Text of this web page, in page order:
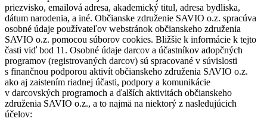
priezvisko, emailová adresa, akademický titul, adresa bydliska,
dátum narodenia, a iné. Občianske združenie SAVIO o.z. spracúva
osobné údaje používateľov webstránok občianskeho združenia
SAVIO o.z. pomocou súborov cookies. Bližšie k informácie k tejto
časti viď bod 11. Osobné údaje darcov a účastníkov adopčných
programov (registrovaných darcov) sú spracované v súvislosti
s finančnou podporou aktivít občianskeho združenia SAVIO o.z.
ako aj zaistením riadnej účasti, podpory a komunikácie
v darcovských programoch a ďalších aktivitách občianskeho
združenia SAVIO o.z., a to najmä na niektorý z nasledujúcich
účelov: